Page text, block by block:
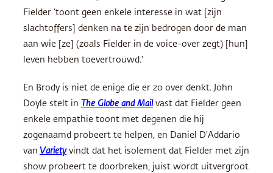
Fielder ‘toont geen enkele interesse in wat [zijn
slachtoffers] denken na te zijn bedrogen door de man
aan wie [ze] (zoals Fielder in de voice-over zegt) [hun]
leven hebben toevertrouwd.’
En Brody is niet de enige die er zo over denkt. John
Doyle stelt in The Globe and Mailvast dat Fielder geen
enkele empathie toont met degenen die hij
zogenaamd probeert te helpen, en Daniel D’Addario
van Varietyvindt dat het isolement dat Fielder met zijn
show probeert te doorbreken, juist wordt uitvergroot